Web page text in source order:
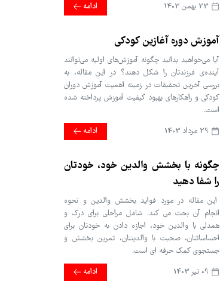
ادامه
آموزش دوره آغازین کودکی
آیا می‌خواهید بدانید چگونه آموزش‌های اولیه می‌توانند
آینده‌ی فرزندتان را شکل دهند؟ در این مقاله، به
بررسی آخرین تحقیقات در زمینه اهمیت آموزش دوران
کودکی و راهکارهای بهبود کیفیت آموزش پرداخته شده
است.
ادامه
چگونه با بخشش والدین خود، خودتان
را شفا دهید
این مقاله در مورد فواید بخشش والدین و نحوه
انجام آن بحث می کند. شامل مراحلی برای درک و
همدلی با والدین خود، اجازه دادن به خودتان برای
احساساتتان، صحبت با والدینتان، تمرین بخشش و
جستجوی کمک حرفه ای است.
ادامه